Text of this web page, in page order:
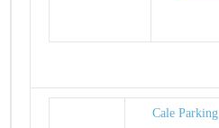
Cale Parking